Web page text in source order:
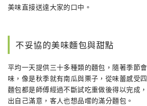
美味直接送達大家的口中。
不妥協的美味麵包與甜點
平均一天提供三十多種類的麵包，隨著季節
味，像是秋季就有南瓜與栗子，從味蕾感受
麵包都是師傅經過不斷試吃重做後得以完成
出自己滿意，客人也想品嚐的滿分麵包。